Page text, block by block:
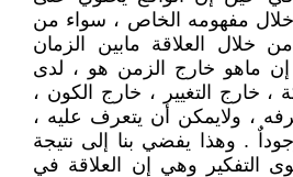
مفهومه الخاص ، سواء من
خلال العلاقة مابين الزمان
ماهو خارج الزمن هو ، لدى
، خارج التغيير ، خارج الكون ،
، ولايمكن أن يتعرف عليه ،
. وهذا يفضي بنا إلى نتيجة
التفكير وهي إن العلاقة في